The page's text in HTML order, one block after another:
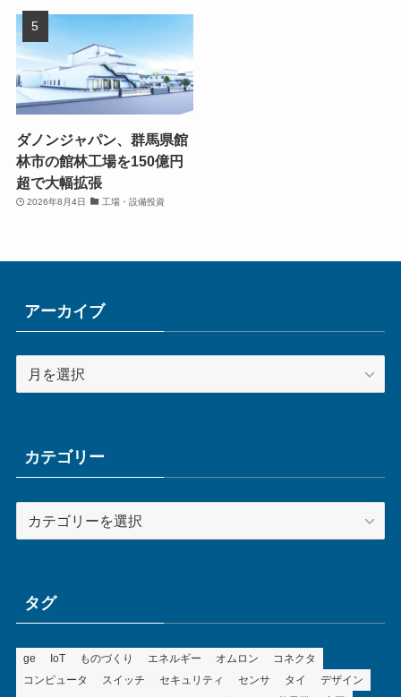
ダノンジャパン、群馬県館
林市の館林工場を150億円
超で大幅拡張
2026年8月4日 工場・設備投資
アーカイブ
ー
ブカテゴリー
ータグ
ge IoT ものづくり エネルギー オムロン
コネクタ
コンピュータ
スイッチ セキュリティ センサ タイ
デザイン